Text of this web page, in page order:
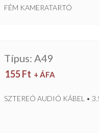
FÉM KAMERATARTÓ
Típus: A49
155Ft + ÁFA
SZTEREÓ AUDIÓ KÁBEL •